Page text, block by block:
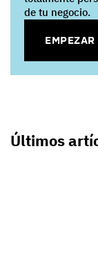
de tu negocio.
EMPEZAR
Últimos